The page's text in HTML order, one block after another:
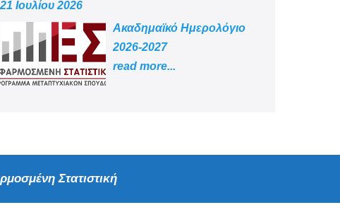
21 Ιουλίου 2026
Aκαδημαϊκό Ημερολόγιο
2026-2027
read more...
Στατιστική